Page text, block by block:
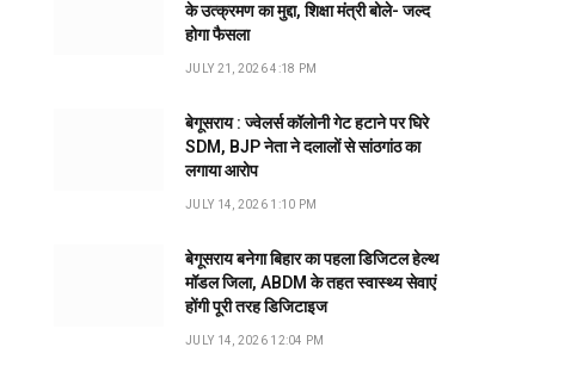
के उत्क्रमण का मुद्दा, शिक्षा मंत्री बोले- जल्द
होगा फैसला
JULY 21, 2026 4:18 PM
बेगूसराय : ज्वेलर्स कॉलोनी गेट हटाने पर घिरे
SDM, BJP नेता ने दलालों से सांठगांठ का
लगाया आरोप
JULY 14, 2026 1:10 PM
बेगूसराय बनेगा बिहार का पहला डिजिटल हेल्थ
मॉडल जिला, ABDM के तहत स्वास्थ्य सेवाएं
होंगी पूरी तरह डिजिटाइज
JULY 14, 2026 12:04 PM